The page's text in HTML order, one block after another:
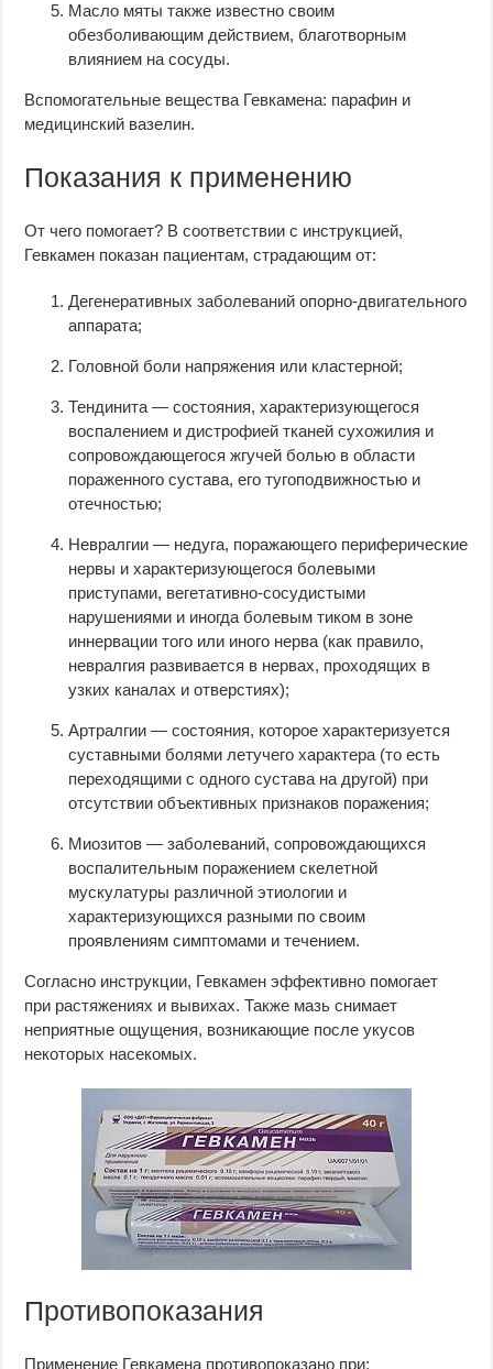
Масло мяты также известно своим
обезболивающим действием, благотворным
влиянием на сосуды.
Вспомогательные вещества Гевкамена: парафин и
медицинский вазелин.
Показания к применению
От чего помогает? В соответствии с инструкцией,
Гевкамен показан пациентам, страдающим от:
Дегенеративных заболеваний опорно-двигательного
аппарата;
Головной боли напряжения или кластерной;
Тендинита — состояния, характеризующегося
воспалением и дистрофией тканей сухожилия и
сопровождающегося жгучей болью в области
пораженного сустава, его тугоподвижностью и
отечностью;
Невралгии — недуга, поражающего периферические
нервы и характеризующегося болевыми
приступами, вегетативно-сосудистыми
нарушениями и иногда болевым тиком в зоне
иннервации того или иного нерва (как правило,
невралгия развивается в нервах, проходящих в
узких каналах и отверстиях);
Артралгии — состояния, которое характеризуется
суставными болями летучего характера (то есть
переходящими с одного сустава на другой) при
отсутствии объективных признаков поражения;
Миозитов — заболеваний, сопровождающихся
воспалительным поражением скелетной
мускулатуры различной этиологии и
характеризующихся разными по своим
проявлениям симптомами и течением.
Согласно инструкции, Гевкамен эффективно помогает
при растяжениях и вывихах. Также мазь снимает
неприятные ощущения, возникающие после укусов
некоторых насекомых.
Противопоказания
Применение Гевкамена противопоказано при: